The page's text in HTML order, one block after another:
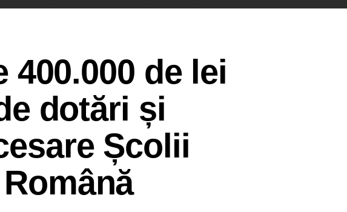
de lei
dotări și
Școlii